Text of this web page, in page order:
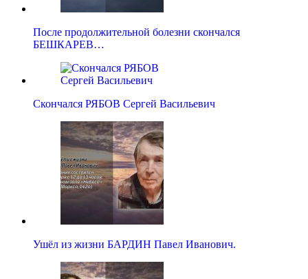
После продолжительной болезни скончался
БЕШКАРЕВ…
Скончался РЯБОВ Сергей Васильевич
Ушёл из жизни БАРДИН Павел Иванович.